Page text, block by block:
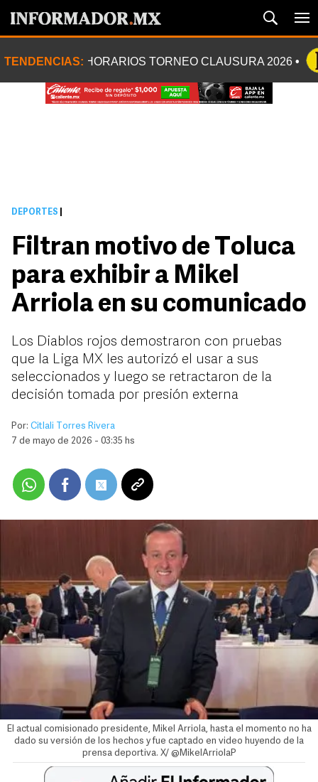
TENDENCIAS: HORARIOS TORNEO CLAUSURA 2026
DEPORTES
Filtran motivo de Toluca
para exhibir a Mikel
Arriola en su comunicado
Los Diablos rojos demostraron con pruebas
que la Liga MX les autorizó el usar a sus
seleccionados y luego se retractaron de la
decisión tomada por presión externa
Por: Citlali Torres Rivera
7 de mayo de 2026 - 03:35 hs
El actual comisionado presidente, Mikel Arriola, hasta el momento no ha
dado su versión de los hechos y fue captado en video huyendo de la
prensa deportiva. X/ @MikelArriolaP